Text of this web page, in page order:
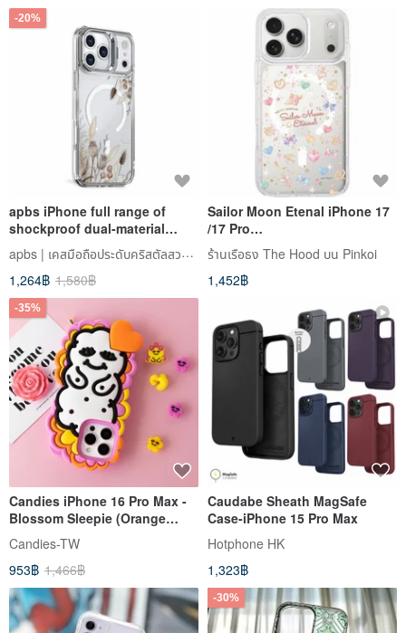
-20%
apbs iPhone full range of
shockproof dual-material
invisible stand magnetic
phone case - Equinox
apbs | เคสมือถือประดับคริสตัลสวารอฟสกี้
1,264฿ 1,580฿
Sailor Moon Etenal iPhone 17
/17 Pro
Goldensnap/MirrorCase/clear
case phone case
ร้านเรือธง The Hood บน Pinkoi
1,452฿
-35%
Candies iPhone 16 Pro Max -
Blossom Sleepie (Orange
Heart)
Candies-TW
953฿ 1,466฿
Caudabe Sheath MagSafe
Case-iPhone 15 Pro Max
Hotphone HK
1,323฿
-30%